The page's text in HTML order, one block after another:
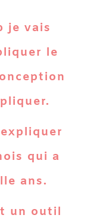
je vais
le
qui a
ans.
un outil